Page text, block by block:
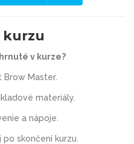
kurzu
v kurze?
Brow Master.
materiály.
a nápoje.
skončení kurzu.